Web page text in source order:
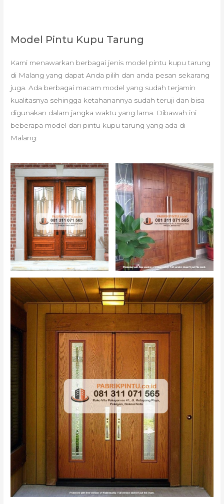
Model Pintu Kupu Tarung
Kami menawarkan berbagai jenis model pintu kupu tarung
di Malang yang dapat Anda pilih dan anda pesan sekarang
juga. Ada berbagai macam model yang sudah terjamin
kualitasnya sehingga ketahanannya sudah teruji dan bisa
digunakan dalam jangka waktu yang lama. Dibawah ini
beberapa model dari pintu kupu tarung yang ada di
Malang: